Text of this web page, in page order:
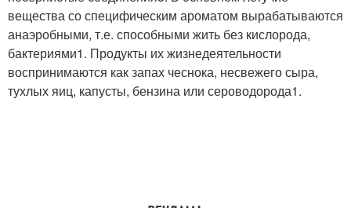
вещества со специфическим ароматом вырабатываются
анаэробными, т.е. способными жить без кислорода,
бактериями1. Продукты их жизнедеятельности
воспринимаются как запах чеснока, несвежего сыра,
тухлых яиц, капусты, бензина или сероводорода1.